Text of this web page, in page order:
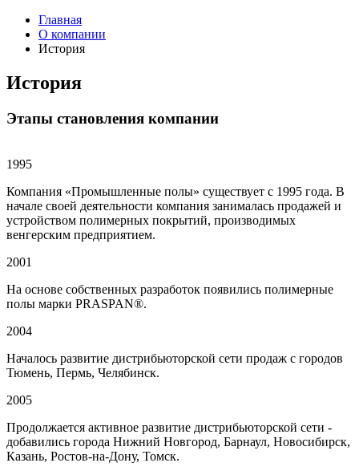
Главная
О компании
История
История
Этапы становления компании
1995
Компания «Промышленные полы» существует с 1995 года. В
начале своей деятельности компания занималась продажей и
устройством полимерных покрытий, производимых
венгерским предприятием.
2001
На основе собственных разработок появились полимерные
полы марки PRASPAN®.
2004
Началось развитие дистрибьюторской сети продаж с городов
Тюмень, Пермь, Челябинск.
2005
Продолжается активное развитие дистрибьюторской сети -
добавились города Нижний Новгород, Барнаул, Новосибирск,
Казань, Ростов-на-Дону, Томск.